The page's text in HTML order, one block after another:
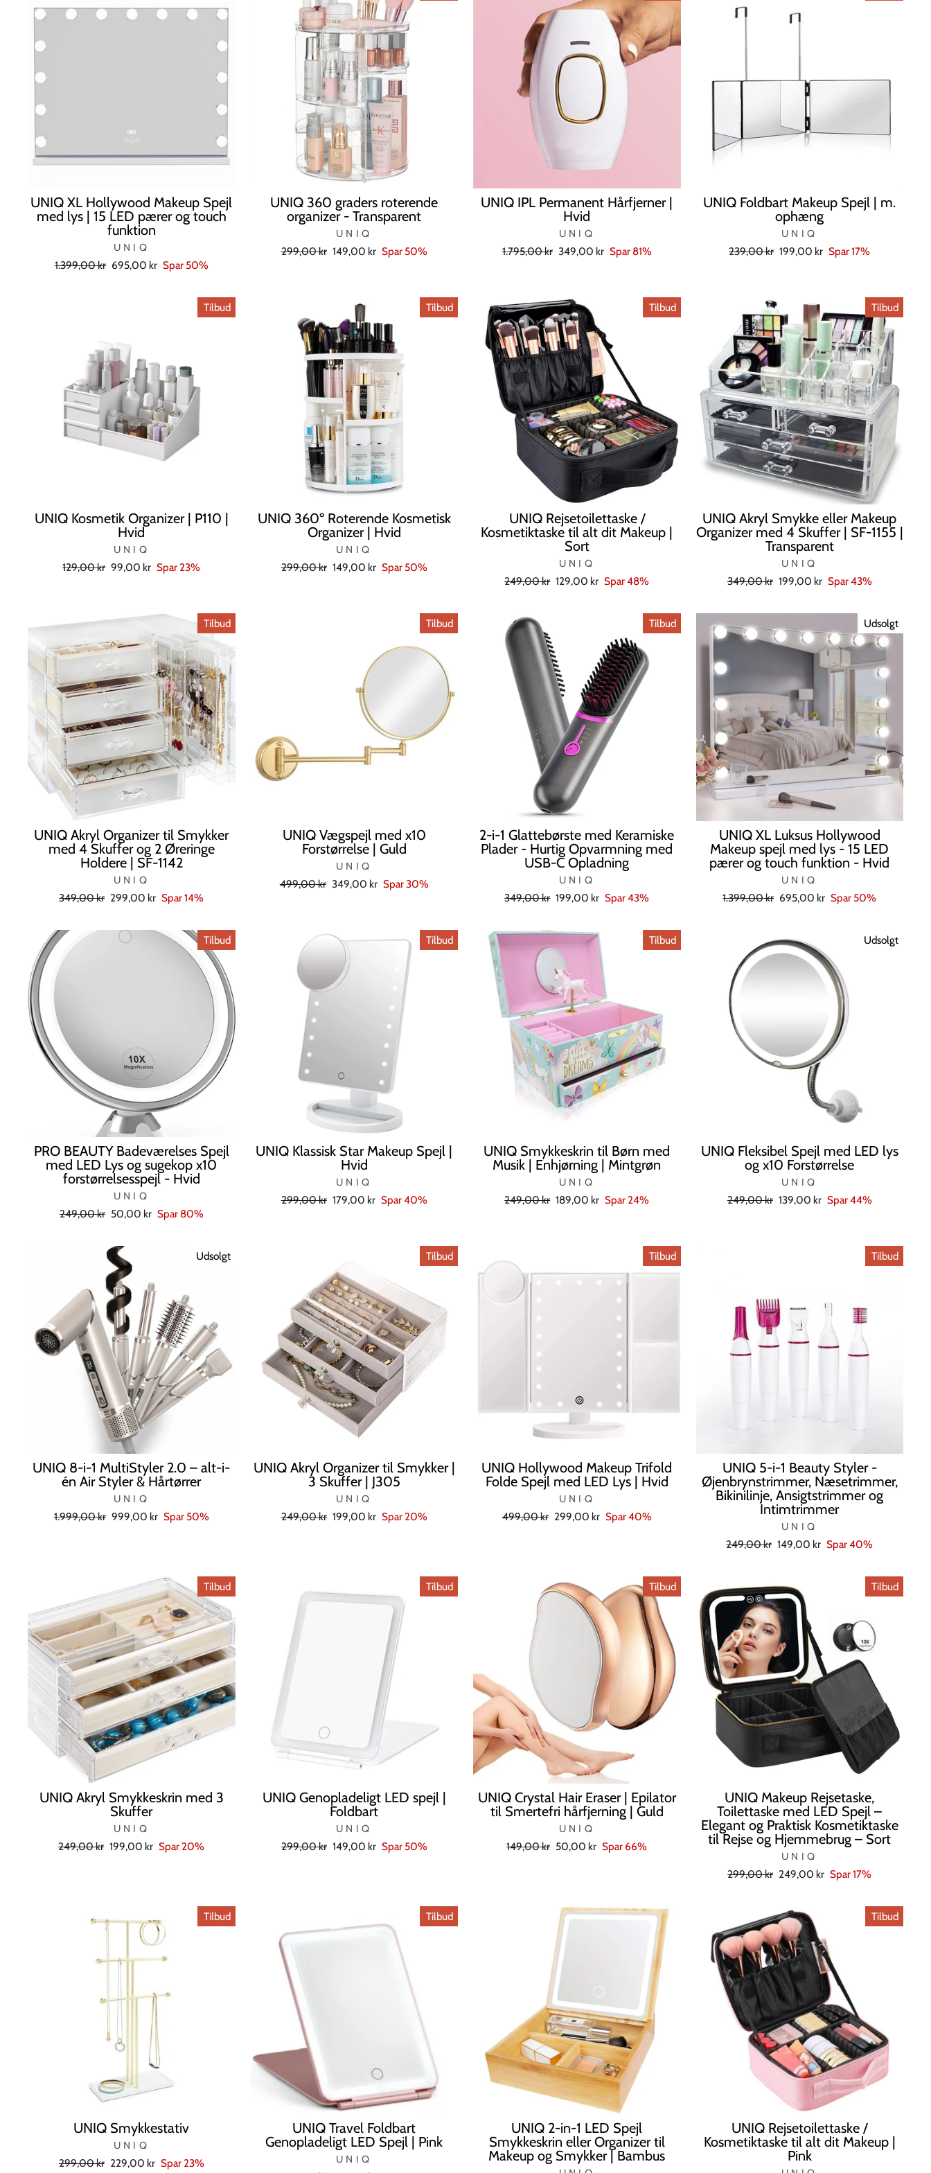
UNIQ XL Hollywood Makeup Spejl
med lys | 15 LED pærer og touch
funktion
UNIQ
Normal
1.399,00 kr Tilbudspris
695,00 kr Spar 50%
UNIQ 360 graders roterende
organizer - Transparent
UNIQ
Normal
299,00 kr Tilbudspris
149,00 kr Spar 50%
UNIQ IPL Permanent Hårfjerner |
Hvid
UNIQ
Normal
1.795,00 kr Tilbudspris
349,00 kr Spar 81%
UNIQ Foldbart Makeup Spejl | m.
ophæng
UNIQ
Normal
239,00 kr Tilbudspris
199,00 kr Spar 17%
Tilbud
UNIQ Kosmetik Organizer | P110 |
Hvid
UNIQ
Normal
129,00 kr Tilbudspris
99,00 kr Spar 23%
Tilbud
UNIQ 360º Roterende Kosmetisk
Organizer | Hvid
UNIQ
Normal
299,00 kr Tilbudspris
149,00 kr Spar 50%
Tilbud
UNIQ Rejsetoilettaske /
Kosmetiktaske til alt dit Makeup |
Sort
UNIQ
Normal
249,00 kr Tilbudspris
129,00 kr Spar 48%
Tilbud
UNIQ Akryl Smykke eller Makeup
Organizer med 4 Skuffer | SF-1155 |
Transparent
UNIQ
Normal
349,00 kr Tilbudspris
199,00 kr Spar 43%
Tilbud
UNIQ Akryl Organizer til Smykker
med 4 Skuffer og 2 Øreringe
Holdere | SF-1142
UNIQ
Normal
349,00 kr Tilbudspris
299,00 kr Spar 14%
Tilbud
UNIQ Vægspejl med x10
Forstørrelse | Guld
UNIQ
Normal
499,00 kr Tilbudspris
349,00 kr Spar 30%
Tilbud
2-i-1 Glattebørste med Keramiske
Plader - Hurtig Opvarmning med
USB-C Opladning
UNIQ
Normal
349,00 kr Tilbudspris
199,00 kr Spar 43%
Udsolgt
UNIQ XL Luksus Hollywood
Makeup spejl med lys - 15 LED
pærer og touch funktion - Hvid
UNIQ
Normal
1.399,00 kr Tilbudspris
695,00 kr Spar 50%
Tilbud
PRO BEAUTY Badeværelses Spejl
med LED Lys og sugekop x10
forstørrelsesspejl - Hvid
UNIQ
Normal
249,00 kr Tilbudspris
50,00 kr Spar 80%
Tilbud
UNIQ Klassisk Star Makeup Spejl |
Hvid
UNIQ
Normal
299,00 kr Tilbudspris
179,00 kr Spar 40%
Tilbud
UNIQ Smykkeskrin til Børn med
Musik | Enhjørning | Mintgrøn
UNIQ
Normal
249,00 kr Tilbudspris
189,00 kr Spar 24%
Udsolgt
UNIQ Fleksibel Spejl med LED lys
og x10 Forstørrelse
UNIQ
Normal
249,00 kr Tilbudspris
139,00 kr Spar 44%
Udsolgt
UNIQ 8-i-1 MultiStyler 2.0 – alt-i-
én Air Styler & Hårtørrer
UNIQ
Normal
1.999,00 kr Tilbudspris
999,00 kr Spar 50%
Tilbud
UNIQ Akryl Organizer til Smykker |
3 Skuffer | J305
UNIQ
Normal
249,00 kr Tilbudspris
199,00 kr Spar 20%
Tilbud
UNIQ Hollywood Makeup Trifold
Folde Spejl med LED Lys | Hvid
UNIQ
Normal
499,00 kr Tilbudspris
299,00 kr Spar 40%
Tilbud
UNIQ 5-i-1 Beauty Styler -
Øjenbrynstrimmer, Næsetrimmer,
Bikinilinje, Ansigtstrimmer og
Intimtrimmer
UNIQ
Normal
249,00 kr Tilbudspris
149,00 kr Spar 40%
Tilbud
UNIQ Akryl Smykkeskrin med 3
Skuffer
UNIQ
Normal
249,00 kr Tilbudspris
199,00 kr Spar 20%
Tilbud
UNIQ Genopladeligt LED spejl |
Foldbart
UNIQ
Normal
299,00 kr Tilbudspris
149,00 kr Spar 50%
Tilbud
UNIQ Crystal Hair Eraser | Epilator
til Smertefri hårfjerning | Guld
UNIQ
Normal
149,00 kr Tilbudspris
50,00 kr Spar 66%
Tilbud
UNIQ Makeup Rejsetaske,
Toilettaske med LED Spejl –
Elegant og Praktisk Kosmetiktaske
til Rejse og Hjemmebrug – Sort
UNIQ
Normal
299,00 kr Tilbudspris
249,00 kr Spar 17%
Tilbud
UNIQ Smykkestativ
UNIQ
Normal
299,00 kr Tilbudspris
229,00 kr Spar 23%
Tilbud
UNIQ Travel Foldbart
Genopladeligt LED Spejl | Pink
UNIQ
UNIQ 2-in-1 LED Spejl
Smykkeskrin eller Organizer til
Makeup og Smykker | Bambus
Tilbud
UNIQ Rejsetoilettaske /
Kosmetiktaske til alt dit Makeup |
Pink